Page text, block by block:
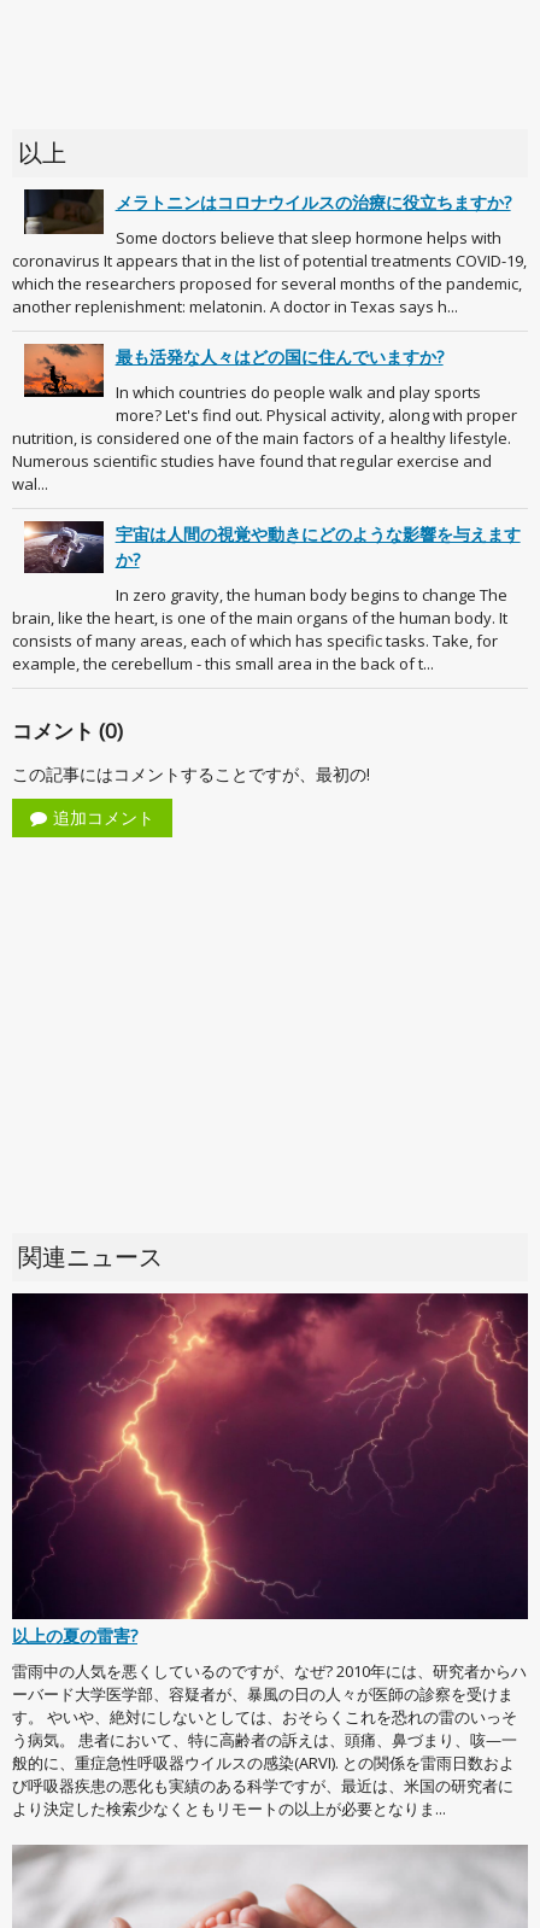
以上
メラトニンはコロナウイルスの治療に役立ちますか?
Some doctors believe that sleep hormone helps with
coronavirus It appears that in the list of potential treatments COVID-19,
which the researchers proposed for several months of the pandemic,
another replenishment: melatonin. A doctor in Texas says h...
最も活発な人々はどの国に住んでいますか?
In which countries do people walk and play sports
more? Let's find out. Physical activity, along with proper
nutrition, is considered one of the main factors of a healthy lifestyle.
Numerous scientific studies have found that regular exercise and
wal...
宇宙は人間の視覚や動きにどのような影響を与えます
か?
In zero gravity, the human body begins to change The
brain, like the heart, is one of the main organs of the human body. It
consists of many areas, each of which has specific tasks. Take, for
example, the cerebellum - this small area in the back of t...
コメント (0)
この記事にはコメントすることですが、最初の!
追加コメント
関連ニュース
以上の夏の雷害?
雷雨中の人気を悪くしているのですが、なぜ? 2010年には、研究者からハ
ーバード大学医学部、容疑者が、暴風の日の人々が医師の診察を受けま
す。 やいや、絶対にしないとしては、おそらくこれを恐れの雷のいっそ
う病気。 患者において、特に高齢者の訴えは、頭痛、鼻づまり、咳—一
般的に、重症急性呼吸器ウイルスの感染(ARVI). との関係を雷雨日数およ
び呼吸器疾患の悪化も実績のある科学ですが、最近は、米国の研究者に
より決定した検索少なくともリモートの以上が必要となりま...